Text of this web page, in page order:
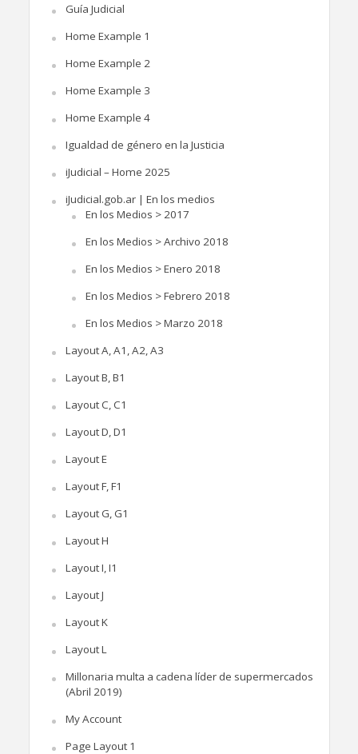
Guía Judicial
Home Example 1
Home Example 2
Home Example 3
Home Example 4
Igualdad de género en la Justicia
iJudicial – Home 2025
iJudicial.gob.ar | En los medios
En los Medios > 2017
En los Medios > Archivo 2018
En los Medios > Enero 2018
En los Medios > Febrero 2018
En los Medios > Marzo 2018
Layout A, A1, A2, A3
Layout B, B1
Layout C, C1
Layout D, D1
Layout E
Layout F, F1
Layout G, G1
Layout H
Layout I, I1
Layout J
Layout K
Layout L
Millonaria multa a cadena líder de supermercados
(Abril 2019)
My Account
Page Layout 1